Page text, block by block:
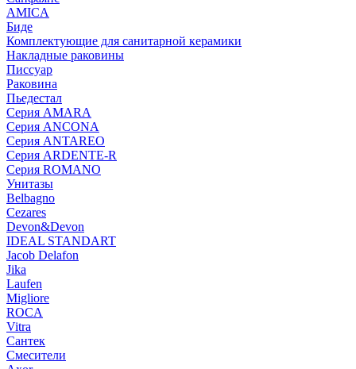
AMICA
Биде
Комплектующие для санитарной керамики
Накладные раковины
Писсуар
Раковина
Пьедестал
Серия AMARA
Серия ANCONA
Серия ANTAREO
Серия ARDENTE-R
Серия ROMANO
Унитазы
Belbagno
Cezares
Devon&Devon
IDEAL STANDART
Jacob Delafon
Jika
Laufen
Migliore
ROCA
Vitra
Сантек
Смесители